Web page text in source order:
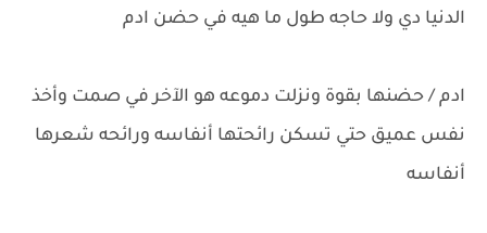
الدنيا دي ولا حاجه طول ما هيه في حضن ادم
ادم / حضنها بقوة ونزلت دموعه هو الآخر في صمت وأخذ
نفس عميق حتي تسكن رائحتها أنفاسه ورائحه شعرها
أنفاسه